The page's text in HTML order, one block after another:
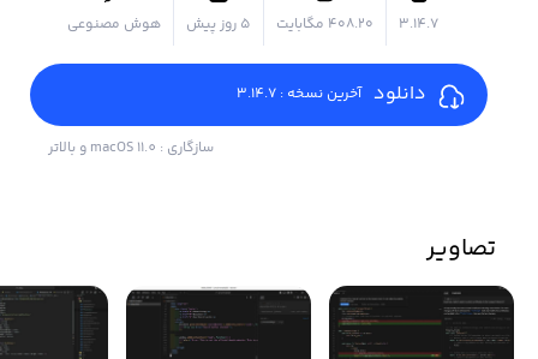
3.14.7 ۴۰۸.۲۰ مگابایت 5 روز پیش هوش مصنوعی
دانلود آخرین نسخه : 3.14.7
سازگاری : macOS 11.0 و بالاتر
تصاویر